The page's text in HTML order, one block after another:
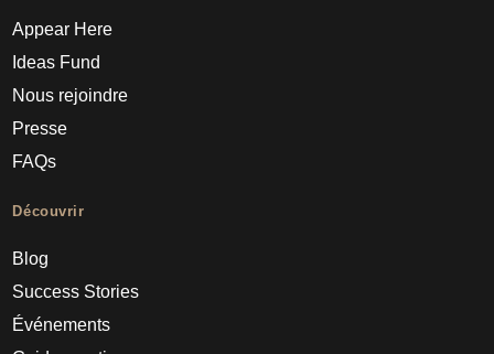
Appear Here
Ideas Fund
Nous rejoindre
Presse
FAQs
Découvrir
Blog
Success Stories
Événements